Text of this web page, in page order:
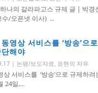
나의 갈라파고스 규제 글 | 박경
수/오픈넷 이사) ...
영상 서비스를 ‘방송’으
해야
| 논평/보도자료, 표현의 자유
서비스를 ‘방송’으로 규제하려
24일,...